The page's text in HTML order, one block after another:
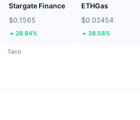
Stargate Finance
$0.1565
28.94%
ETHGas
$0.02454
38.58%
Taco